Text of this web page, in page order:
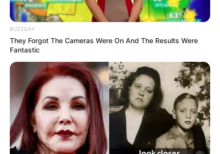
BUZZDAY
They Forgot The Cameras Were On And The Results Were
Fantastic